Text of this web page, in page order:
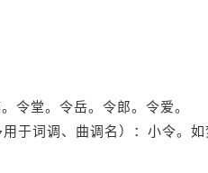
令堂。令岳。令郎。令爱。
于词调、曲调名）：小令。如